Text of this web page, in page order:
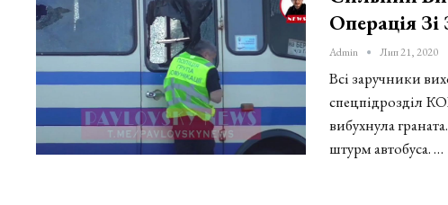
Операція
Admin Лип 21, 2020
Всі заручники
спецпідрозділ
вибухнула
штурм автобуса. …